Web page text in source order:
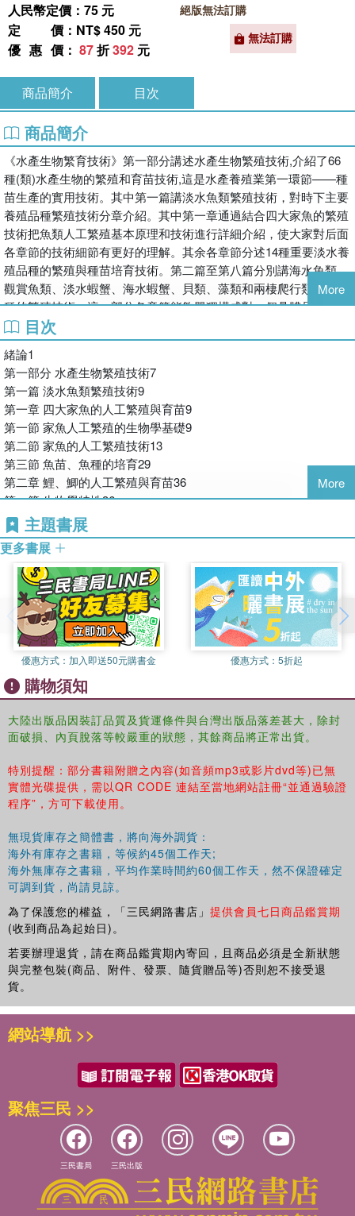
人民幣定價：75 元
定價 ：NT$ 450 元
優惠價 ： 87折392 元
絕版無法訂購
無法訂購
商品簡介 目次
商品簡介
《水產生物繁育技術》第一部分講述水產生物繁殖技術,介紹了66
種(類)水產生物的繁殖和育苗技術,這是水產養殖業第一環節——種
苗生產的實用技術。其中第一篇講淡水魚類繁殖技術，對時下主要
養殖品種繁殖技術分章介紹。其中第一章通過結合四大家魚的繁殖
技術把魚類人工繁殖基本原理和技術進行詳細介紹，使大家對后面
各章節的技術細節有更好的理解。其余各章節分述14種重要淡水養
殖品種的繁殖與種苗培育技術。第二篇至第八篇分別講海水魚類、
觀賞魚類、淡水蝦蟹、海水蝦蟹、貝類、藻類和兩棲爬行類重要品
種的繁殖技術。這一部分各章節能夠單獨構成對一個具體品種進行
種苗生產的指導或參考作用，也就是可以成為讀者可以檢索到的比
較完整的技術說明書。
第二部分講述水產生物育種技術，為掌握了第一部分提供的若干技
術要領的科技人員和生產技術人員提供進一步發展的技術幫助。掌
握了若干品種繁殖、育苗技術后，總希望能進一步親自體驗育種工
作，或希望親自培育出新品種。本部分各章節分別介紹了傳統的和
現代前沿的遺傳育種技術，并簡要介紹了種質資源的保護方面的一
些知識。育種技術應用的效果，目前比較公認的看法是對這些技術
組合應用能盡快達成育種目標，當然要根據育種材料或者說種質資
源的具體情況來選擇適用的技術或技術組合。
相關專業大、中專院校師生參考閱讀。
More
目次
緒論1
第一部分 水產生物繁殖技術7
第一篇 淡水魚類繁殖技術9
第一章 四大家魚的人工繁殖與育苗9
第一節 家魚人工繁殖的生物學基礎9
第二節 家魚的人工繁殖技術13
第三節 魚苗、魚種的培育29
第二章 鯉、鯽的人工繁殖與育苗36
第一節 生物學特性36
第二節 人工繁殖37
第三節 魚苗培育40
第四節 魚種培育42
第五節 病害防治43
第三章 鳊、魴的人工繁殖與育苗45
第一節 長春鳊45
第二節 團頭魴47
第三節 廣東魴49
第四章 羅非魚的繁殖與育苗55
第五章 斑點叉尾鮰和長吻鮠的人工繁殖與育苗62
第一節 斑點叉尾62
第二節 長吻66
第六章 胡子鯰類的人工繁殖與育苗72
第二節 革胡子鯰80
第七章 斑鱧、烏鱧的人工繁殖與育苗83
第一節 斑鱧的人工繁殖和種苗培育技術83
第二節 烏鱧的人工繁殖和種苗培育技術88
第八章 鱖的人工繁殖與育苗92
第九章 加州鱸魚的人工繁殖與育苗105
第一章 海水魚繁育設施與基本技術111
第一節 繁育場和設施的建設111
第二節 親魚培育117
第三節 催產119
第四節 孵化122
第五節 種苗培育126
第二章 鯔、梭魚類的人工繁殖與育苗131
第三章 花鱸和尖吻鱸的人工繁殖與育苗133
第四章 石斑魚類的人工繁殖與育苗135
第五章 卵形鯧鲹的人工繁殖與育苗138
第六章 軍曹魚的人工繁殖與育苗141
第七章 石首魚類的人工繁殖與育苗143
第八章 鯛科、笛鯛科與石鱸科魚類繁殖與育苗145
第九章 牙鲆和大菱鲆的人工繁殖與育苗148
第三篇 觀賞魚類繁殖技術151
第一章 錦鯉的繁殖與育苗152
More
主題書展
更多書展
優惠方式： 加入即送50元購書金 優惠方式： 5折起
購物須知
大陸出版品因裝訂品質及貨運條件與台灣出版品落差甚大，除封
面破損、內頁脫落等較嚴重的狀態，其餘商品將正常出貨。
特別提醒：部分書籍附贈之內容(如音頻mp3或影片dvd等)已無
實體光碟提供，需以QR CODE 連結至當地網站註冊“並通過驗證
程序”，方可下載使用。
無現貨庫存之簡體書，將向海外調貨：
海外有庫存之書籍，等候約45個工作天;
海外無庫存之書籍，平均作業時間約60個工作天，然不保證確定
可調到貨，尚請見諒。
為了保護您的權益，「三民網路書店」 提供會員七日商品鑑賞期
(收到商品為起始日)。
若要辦理退貨，請在商品鑑賞期內寄回，且商品必須是全新狀態
與完整包裝(商品、附件、發票、隨貨贈品等)否則恕不接受退
貨。
網站導航 >>
聚焦三民 >>
三民書局 三民出版